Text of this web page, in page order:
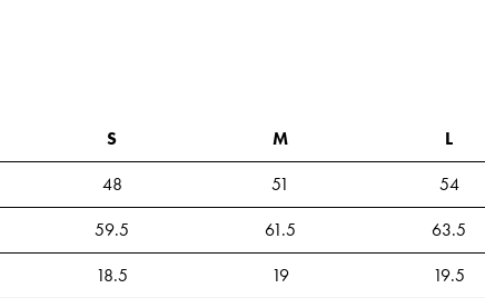
S M L
48 51 54
59.5 61.5 63.5
18.5 19 19.5